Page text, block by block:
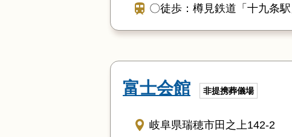
〇徒歩：樽見鉄道「十九条
富士会館 非提携葬儀場
岐阜県瑞穂市田之上142-2